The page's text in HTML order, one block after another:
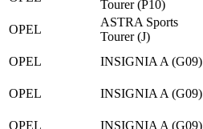
Tourer (P10)
OPEL
ASTRA Sports
Tourer (J)
OPEL
INSIGNIA A (G09)
OPEL
INSIGNIA A (G09)
OPEL
INSIGNIA A (G09)